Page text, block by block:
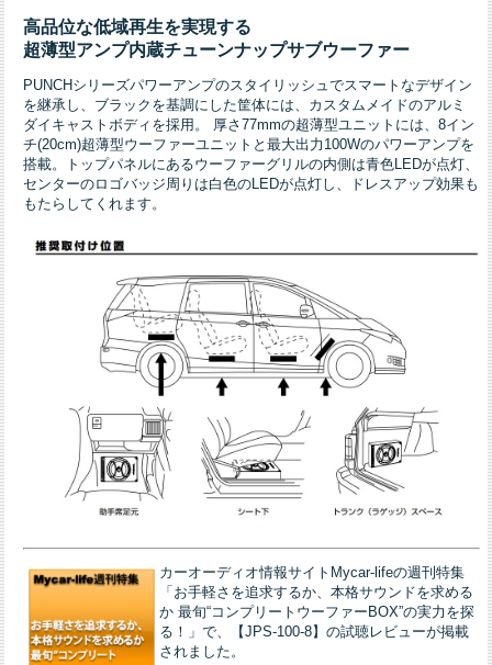
高品位な低域再生を実現する
超薄型アンプ内蔵チューンナップサブウーファー
PUNCHシリーズパワーアンプのスタイリッシュでスマートなデザイン
を継承し、ブラックを基調にした筐体には、カスタムメイドのアルミ
ダイキャストボディを採用。 厚さ77mmの超薄型ユニットには、8イン
チ(20cm)超薄型ウーファーユニットと最大出力100Wのパワーアンプを
搭載。トップパネルにあるウーファーグリルの内側は青色LEDが点灯、
センターのロゴバッジ周りは白色のLEDが点灯し、ドレスアップ効果も
もたらしてくれます。
カーオーディオ情報サイトMycar-lifeの週刊特集
「お手軽さを追求するか、本格サウンドを求める
か 最旬“コンプリートウーファーBOX”の実力を探
る！」で、【JPS-100-8】の試聴レビューが掲載
されました。